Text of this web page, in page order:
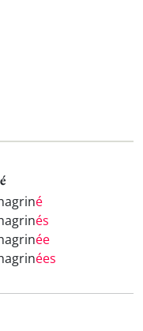
é
és
ée
ées